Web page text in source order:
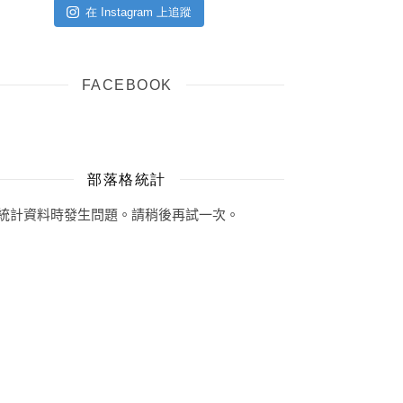
在 Instagram 上追蹤
FACEBOOK
部落格統計
計資料時發生問題。請稍後再試一次。